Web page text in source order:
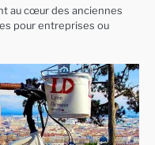
au cœur des anciennes
pour entreprises ou